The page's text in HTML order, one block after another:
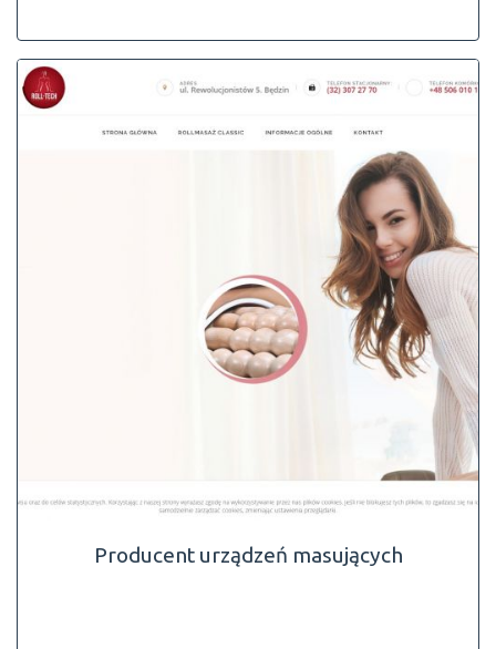
Producent urządzeń masujących